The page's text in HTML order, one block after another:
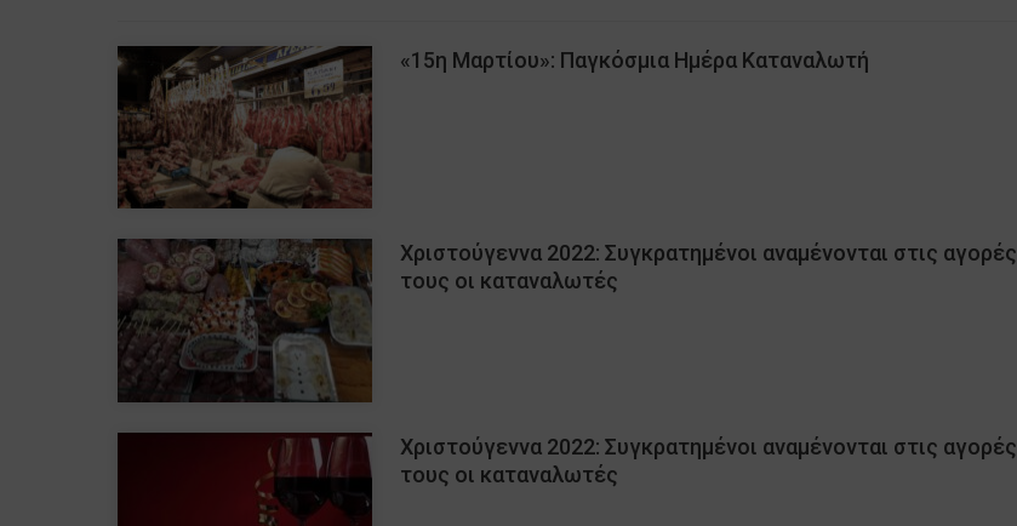
«15η Μαρτίου»: Παγκόσμια Ημέρα Καταναλωτή
Χριστούγεννα 2022: Συγκρατημένοι αναμένονται στις αγορές
τους οι καταναλωτές
Χριστούγεννα 2022: Συγκρατημένοι αναμένονται στις αγορές
τους οι καταναλωτές